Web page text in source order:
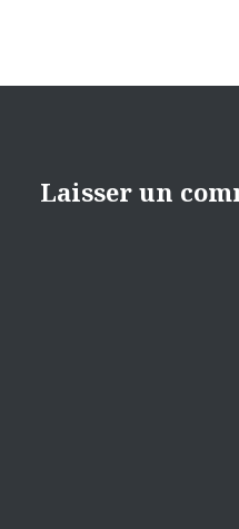
Laisser un